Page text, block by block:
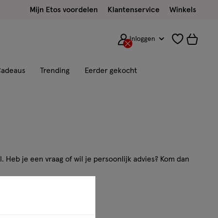
Mijn Etos voordelen Klantenservice Winkels
Inloggen
Trending Eerder gekocht
je een vraag of wil je persoonlijk advies? Kom dan